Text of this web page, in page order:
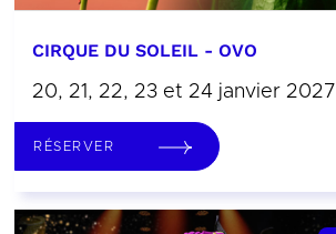
CIRQUE DU SOLEIL - OVO
20, 21, 22, 23 et 24 janvier 2027
RÉSERVER